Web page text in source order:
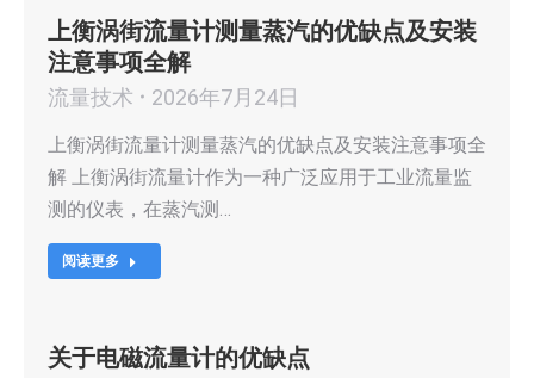
上衡涡街流量计测量蒸汽的优缺点及安装
注意事项全解
流量技术 2026年7月24日
上衡涡街流量计测量蒸汽的优缺点及安装注意事项全
解 上衡涡街流量计作为一种广泛应用于工业流量监
测的仪表，在蒸汽测…
阅读更多
关于电磁流量计的优缺点